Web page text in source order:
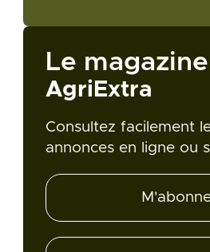
Le magazine
AgriExtra
Consultez facilement
annonces en ligne ou